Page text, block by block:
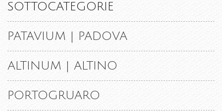
SOTTOCATEGORIE
PATAVIUM | PADOVA
ALTINUM | ALTINO
PORTOGRUARO